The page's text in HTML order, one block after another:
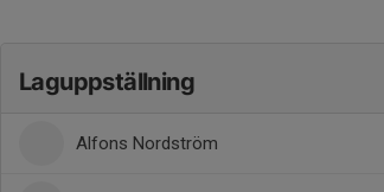
Laguppställning
Alfons Nordström